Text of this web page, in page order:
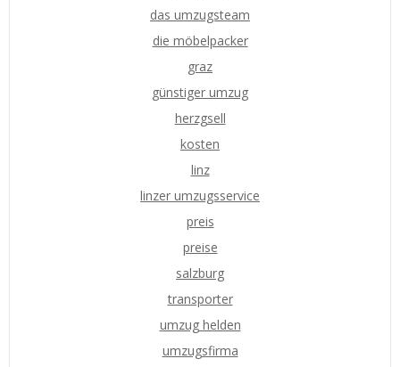
das umzugsteam
die möbelpacker
graz
günstiger umzug
herzgsell
kosten
linz
linzer umzugsservice
preis
preise
salzburg
transporter
umzug helden
umzugsfirma